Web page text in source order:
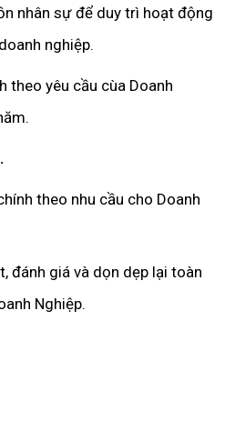
nhân sự để duy trì hoạt động
nghiệp.
theo yêu cầu cùa Doanh
theo nhu cầu cho Doanh
đánh giá và dọn dẹp lại toàn
Nghiệp.